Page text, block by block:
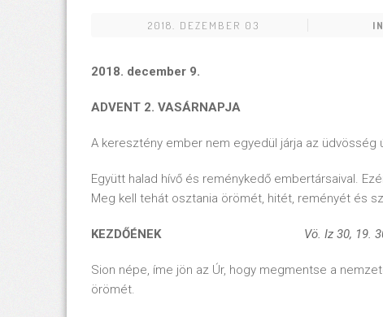
2018. DEZEMBER 03 IN
2018. december 9.
ADVENT 2. VASÁRNAPJA
A keresztény ember nem egyedül járja az üdvösség
Együtt halad hívő és reménykedő embertársaival.
Meg kell tehát osztania örömét, hitét, reményét és
KEZDŐÉNEK Vö. Iz 30, 19.
Sion népe, íme jön az Úr, hogy megmentse a
örömét.